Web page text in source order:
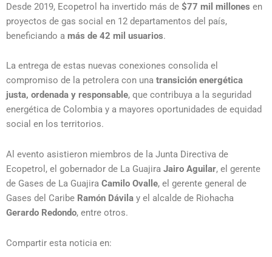
Desde 2019, Ecopetrol ha invertido más de $77 mil millones en
proyectos de gas social en 12 departamentos del país,
beneficiando a más de 42 mil usuarios.
La entrega de estas nuevas conexiones consolida el
compromiso de la petrolera con una transición energética
justa, ordenada y responsable, que contribuya a la seguridad
energética de Colombia y a mayores oportunidades de equidad
social en los territorios.
Al evento asistieron miembros de la Junta Directiva de
Ecopetrol, el gobernador de La Guajira Jairo Aguilar, el gerente
de Gases de La Guajira Camilo Ovalle, el gerente general de
Gases del Caribe Ramón Dávila y el alcalde de Riohacha
Gerardo Redondo, entre otros.
Compartir esta noticia en: